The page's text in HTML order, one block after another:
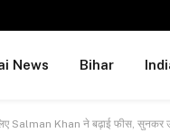
News Bihar
Salman Khan ने बढ़ाई फीस, सुनकर उड़